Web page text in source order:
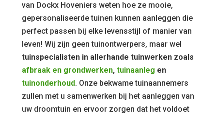
van Dockx Hoveniers weten hoe ze mooie,
gepersonaliseerde tuinen kunnen aanleggen die
perfect passen bij elke levensstijl of manier van
leven! Wij zijn geen tuinontwerpers, maar wel
tuinspecialisten in allerhande tuinwerken zoals
afbraak en grondwerken, tuinaanleg en
tuinonderhoud. Onze bekwame tuinaannemers
zullen met u samenwerken bij het aanleggen van
uw droomtuin en ervoor zorgen dat het voldoet